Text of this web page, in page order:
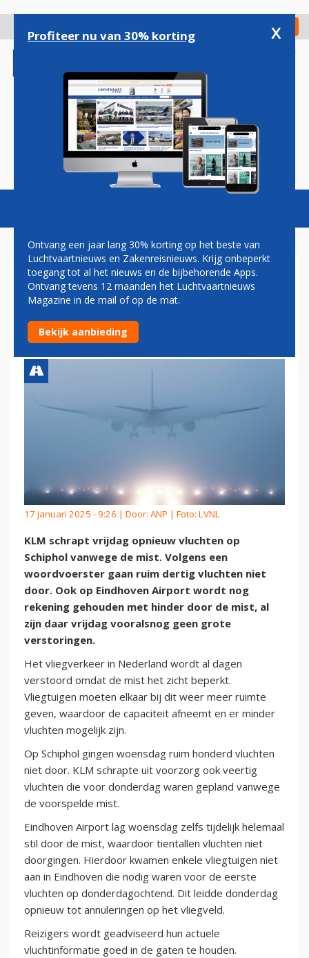
gaan
Check in
Magazine Podcasts Vacatures
KLM SCHRAPT MEER DAN 30
VLUCHTEN OP SCHIPHOL OM
MIST
17 januari 2025 - 9:26 | Door: ANP | Foto: LVNL
KLM schrapt vrijdag opnieuw vluchten op
Schiphol vanwege de mist. Volgens een
woordvoerster gaan ruim dertig vluchten niet
door. Ook op Eindhoven Airport wordt nog
rekening gehouden met hinder door de mist, al
zijn daar vrijdag vooralsnog geen grote
verstoringen.
Het vliegverkeer in Nederland wordt al dagen
verstoord omdat de mist het zicht beperkt.
Vliegtuigen moeten elkaar bij dit weer meer ruimte
geven, waardoor de capaciteit afneemt en er minder
vluchten mogelijk zijn.
Op Schiphol gingen woensdag ruim honderd vluchten
niet door. KLM schrapte uit voorzorg ook veertig
vluchten die voor donderdag waren gepland vanwege
de voorspelde mist.
Eindhoven Airport lag woensdag zelfs tijdelijk helemaal
stil door de mist, waardoor tientallen vluchten niet
doorgingen. Hierdoor kwamen enkele vliegtuigen niet
aan in Eindhoven die nodig waren voor de eerste
vluchten op donderdagochtend. Dit leidde donderdag
opnieuw tot annuleringen op het vliegveld.
Reizigers wordt geadviseerd hun actuele
vluchtinformatie goed in de gaten te houden.
Profiteer nu van 30% korting x
Ontvang een jaar lang 30% korting op het beste van
Luchtvaartnieuws en Zakenreisnieuws. Krijg onbeperkt
toegang tot al het nieuws en de bijbehorende Apps.
Ontvang tevens 12 maanden het Luchtvaartnieuws
Magazine in de mail of op de mat.
Bekijk aanbieding